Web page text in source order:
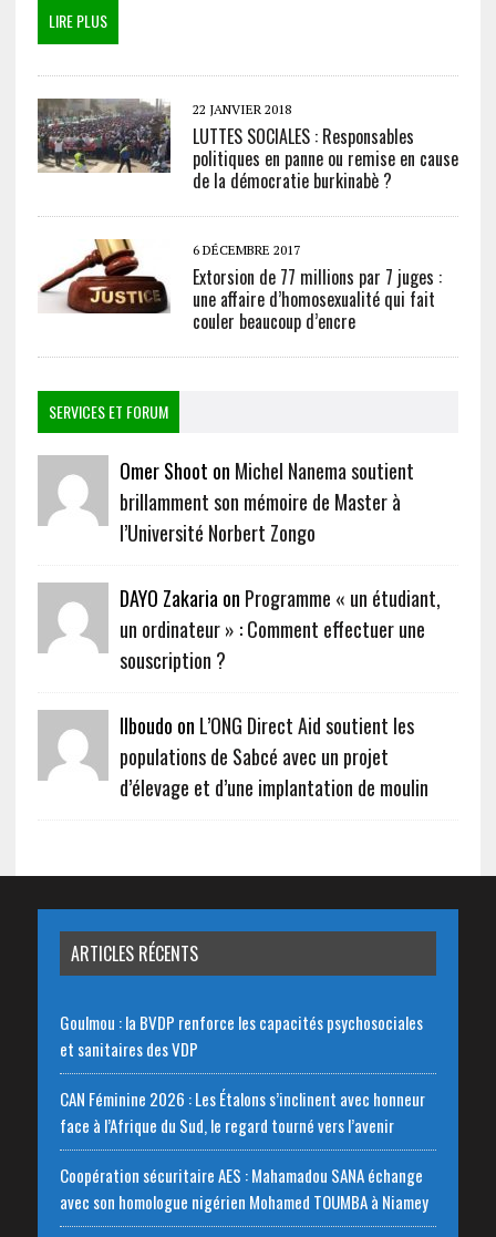
LIRE PLUS
22 JANVIER 2018
LUTTES SOCIALES : Responsables
politiques en panne ou remise en cause
de la démocratie burkinabè ?
6 DÉCEMBRE 2017
Extorsion de 77 millions par 7 juges :
une affaire d’homosexualité qui fait
couler beaucoup d’encre
SERVICES ET FORUM
Omer Shoot on Michel Nanema soutient
brillamment son mémoire de Master à
l’Université Norbert Zongo
DAYO Zakaria on Programme « un étudiant,
un ordinateur » : Comment effectuer une
souscription ?
Ilboudo on L’ONG Direct Aid soutient les
populations de Sabcé avec un projet
d’élevage et d’une implantation de moulin
ARTICLES RÉCENTS
Goulmou : la BVDP renforce les capacités psychosociales
et sanitaires des VDP
CAN Féminine 2026 : Les Étalons s’inclinent avec honneur
face à l’Afrique du Sud, le regard tourné vers l’avenir
Coopération sécuritaire AES : Mahamadou SANA échange
avec son homologue nigérien Mohamed TOUMBA à Niamey